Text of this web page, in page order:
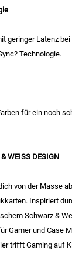
geringer Latenz
Technologie.
für ein noch
WEISS DESIGN
von der Masse
Inspiriert
Schwarz &
Gamer und Case
trifft Gaming auf